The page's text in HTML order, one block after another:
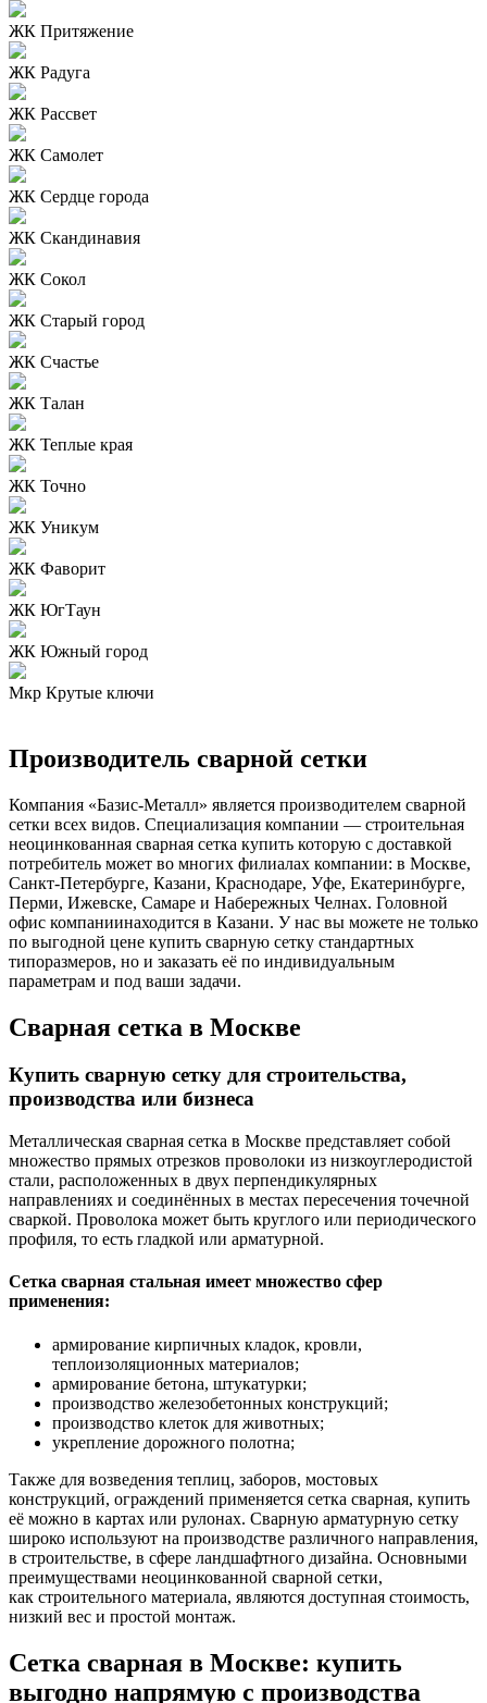
ЖК Притяжение
ЖК Радуга
ЖК Рассвет
ЖК Самолет
ЖК Сердце города
ЖК Скандинавия
ЖК Сокол
ЖК Старый город
ЖК Счастье
ЖК Талан
ЖК Теплые края
ЖК Точно
ЖК Уникум
ЖК Фаворит
ЖК ЮгТаун
ЖК Южный город
Мкр Крутые ключи
Производитель сварной сетки
Компания «Базис-Металл» является производителем сварной
сетки всех видов. Специализация компании — строительная
неоцинкованная сварная сетка купить которую с доставкой
потребитель может во многих филиалах компании: в Москве,
Санкт-Петербурге, Казани, Краснодаре, Уфе, Екатеринбурге,
Перми, Ижевске, Самаре и Набережных Челнах. Головной
офис компаниинаходится в Казани. У нас вы можете не только
по выгодной цене купить сварную сетку стандартных
типоразмеров, но и заказать её по индивидуальным
параметрам и под ваши задачи.
Сварная сетка в Москве
Купить сварную сетку для строительства,
производства или бизнеса
Металлическая сварная сетка в Москве представляет собой
множество прямых отрезков проволоки из низкоуглеродистой
стали, расположенных в двух перпендикулярных
направлениях и соединённых в местах пересечения точечной
сваркой. Проволока может быть круглого или периодического
профиля, то есть гладкой или арматурной.
Сетка сварная стальная имеет множество сфер
применения:
армирование кирпичных кладок, кровли,
теплоизоляционных материалов;
армирование бетона, штукатурки;
производство железобетонных конструкций;
производство клеток для животных;
укрепление дорожного полотна;
Также для возведения теплиц, заборов, мостовых
конструкций, ограждений применяется сетка сварная, купить
её можно в картах или рулонах. Сварную арматурную сетку
широко используют на производстве различного направления,
в строительстве, в сфере ландшафтного дизайна. Основными
преимуществами неоцинкованной сварной сетки,
как строительного материала, являются доступная стоимость,
низкий вес и простой монтаж.
Сетка сварная в Москве: купить
выгодно напрямую с производства